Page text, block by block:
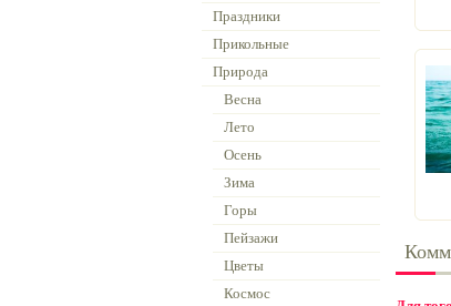
Праздники
Прикольные
Природа
Весна
Лето
Осень
Зима
Горы
Пейзажи
Цветы
Космос